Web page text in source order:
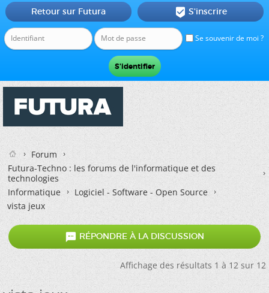
Se souvenir de moi ?
Retour sur Futura  S'inscrire
Forum
Futura-Techno : les forums de l'informatique et des
technologies
Informatique
Logiciel - Software - Open Source
vista jeux
 RÉPONDRE À LA DISCUSSION
Affichage des résultats 1 à 12 sur 12